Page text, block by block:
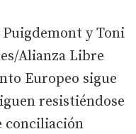
y Toni
Alianza Libre
Europeo sigue
resistiéndose
conciliación